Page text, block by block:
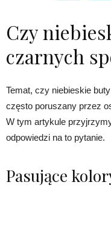
Czy
czarnych
Temat, czy niebieskie
często poruszany przez
W tym artykule
odpowiedzi na to pytanie.
Pasujące